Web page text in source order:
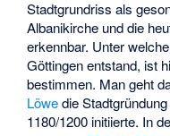
Stadtgrundriss als
Albanikirche und die
erkennbar. Unter
Göttingen entstand, ist
bestimmen. Man geht
Löwedie
1180/1200 initiierte. In